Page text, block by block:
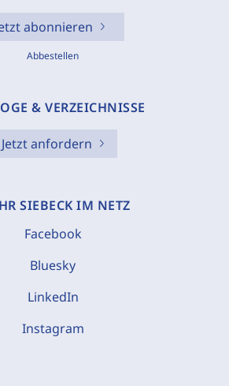
abonnieren
Abbestellen
& VERZEICHNISSE
Jetzt anfordern
SIEBECK IM NETZ
Facebook
Bluesky
LinkedIn
Instagram